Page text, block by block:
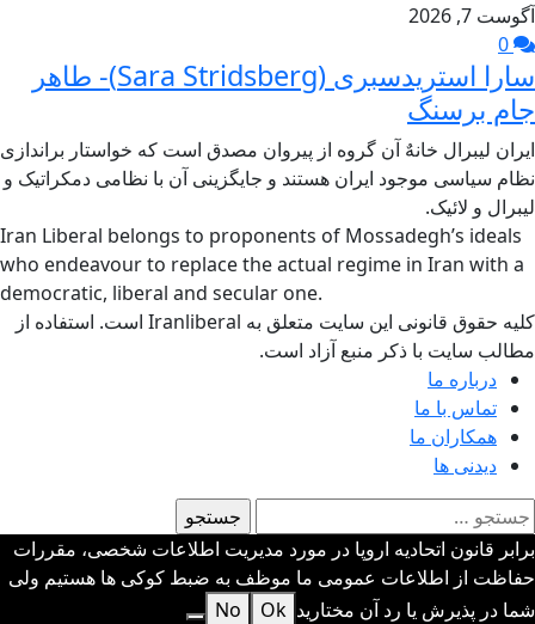
آگوست 7, 2026
سارا استریدسبری (Sara Stridsberg)- طاهر
جام برسنگ
ایران لیبرال خانهٌ آن گروه از پیروان مصدق است که خواستار براندازی
نظام سیاسی موجود ایران هستند و جایگزینی آن با نظامی دمکراتیک و
لیبرال و لائیک.
Iran Liberal belongs to proponents of Mossadegh’s ideals
who endeavour to replace the actual regime in Iran with a
democratic, liberal and secular one.
کلیه حقوق قانونی این سایت متعلق به Iranliberal است. استفاده از
مطالب سایت با ذکر منبع آزاد است.
درباره ما
تماس با ما
همکاران ما
دیدنی ها
جستجو
برای:
برابر قانون اتحادیه اروپا در مورد مدیریت اطلاعات شخصی، مقررات
حفاظت از اطلاعات عمومی ما موظف به ضبط کوکی ها هستیم ولی
شما در پذیرش یا رد آن مختارید Ok
No